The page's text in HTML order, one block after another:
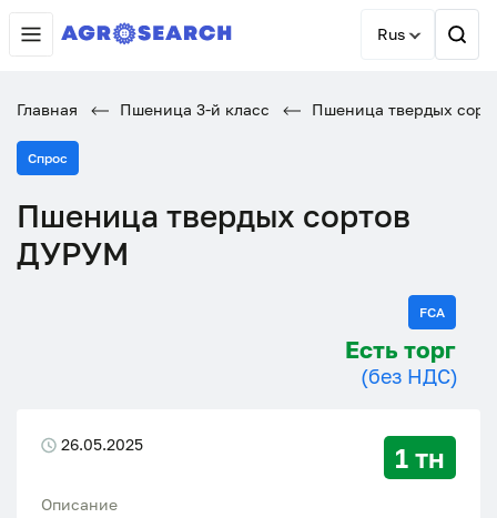
Rus
Главная Пшеница 3-й класс Пшеница твердых
Спрос
Пшеница твердых сортов
ДУРУМ
FCA
Есть торг
(без НДС)
26.05.2025 1 тн
Описание